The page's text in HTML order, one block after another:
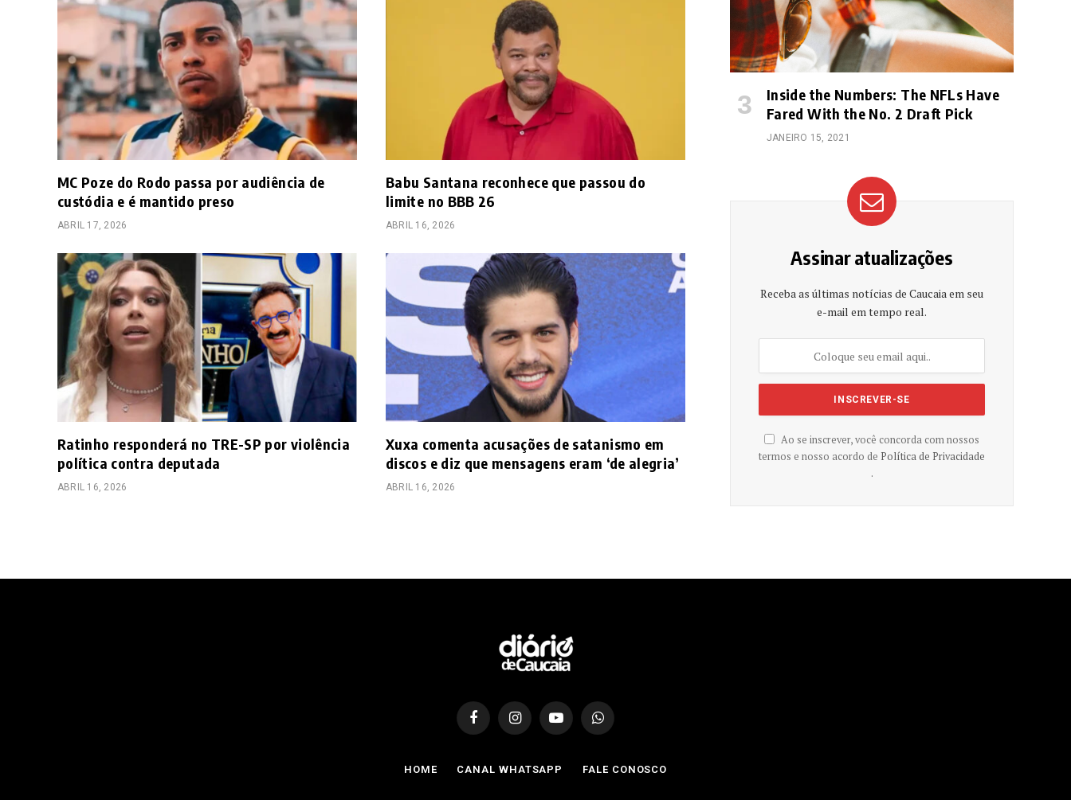
MC Poze do Rodo passa por audiência de
custódia e é mantido preso
ABRIL 17, 2026
Babu Santana reconhece que passou do
limite no BBB 26
ABRIL 16, 2026
Ratinho responderá no TRE-SP por violência
política contra deputada
ABRIL 16, 2026
Xuxa comenta acusações de satanismo em
discos e diz que mensagens eram ‘de alegria’
ABRIL 16, 2026
Inside the Numbers: The NFLs Have
Fared With the No. 2 Draft Pick
JANEIRO 15, 2021
Assinar atualizações
Receba as últimas notícias de Caucaia em seu
e-mail em tempo real.
Ao se inscrever, você concorda com nossos
termos e nosso acordo de Política de Privacidade
.
FacebookInstagramYouTubeWhatsApp
HOME CANAL WHATSAPP FALE CONOSCO